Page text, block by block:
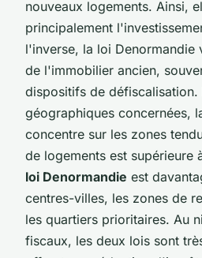
nouveaux logements. Ainsi,
principalement
l'inverse, la loi Denormandie
de l'immobilier ancien,
dispositifs de défiscalisation.
géographiques concernées,
concentre sur les zones
de logements est supérieure
loi Denormandie est
centres-villes, les zones de
les quartiers prioritaires. Au
fiscaux, les deux lois sont